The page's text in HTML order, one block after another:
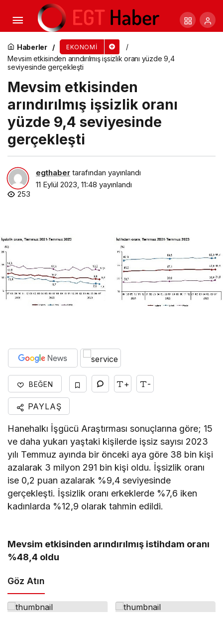
Haberler EKONOMI
Mevsim etkisinden arındırılmış işsizlik oranı yüzde 9,4
seviyesinde gerçekleşti
Mevsim etkisinden
arındırılmış işsizlik oranı
yüzde 9,4 seviyesinde
gerçekleşti
egthaber tarafından yayınlandı
11 Eylül 2023, 11:48 yayınlandı
253
BEĞEN + -
PAYLAŞ
Hanehalkı İşgücü Araştırması sonuçlarına göre; 15
ve daha yukarı yaştaki kişilerde işsiz sayısı 2023
yılı Temmuz ayında bir önceki aya göre 38 bin kişi
azalarak 3 milyon 291 bin kişi oldu. İşsizlik oranı
ise 0,2 puan azalarak %9,4 seviyesinde
gerçekleşti. İşsizlik oranı erkeklerde %7,6 iken
kadınlarda %12,9 olarak tahmin edildi.
Mevsim etkisinden arındırılmış istihdam oranı
%48,4 oldu
Göz Atın
Sanayi üretimi yıllık yüzde 7,4 arttı